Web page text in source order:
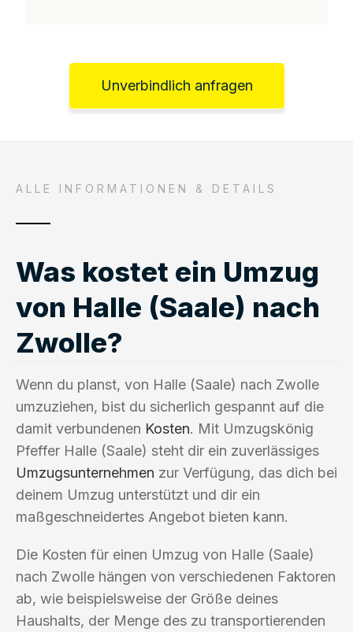
Unverbindlich anfragen
ALLE INFORMATIONEN & DETAILS
Was kostet ein Umzug
von Halle (Saale) nach
Zwolle?
Wenn du planst, von Halle (Saale) nach Zwolle
umzuziehen, bist du sicherlich gespannt auf die
damit verbundenen Kosten. Mit Umzugskönig
Pfeffer Halle (Saale) steht dir ein zuverlässiges
Umzugsunternehmen zur Verfügung, das dich bei
deinem Umzug unterstützt und dir ein
maßgeschneidertes Angebot bieten kann.
Die Kosten für einen Umzug von Halle (Saale)
nach Zwolle hängen von verschiedenen Faktoren
ab, wie beispielsweise der Größe deines
Haushalts, der Menge des zu transportierenden